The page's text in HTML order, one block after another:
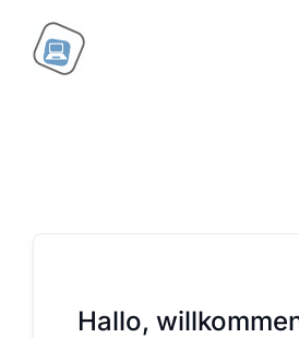
Inhalt
springen
Hallo,